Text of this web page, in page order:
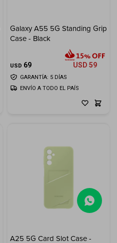
Galaxy A55 5G Standing Grip
Case - Black
USD 69 USD 59
GARANTÍA: 5 DÍAS
ENVÍO A TODO EL PAÍS
A25 5G Card Slot Case -